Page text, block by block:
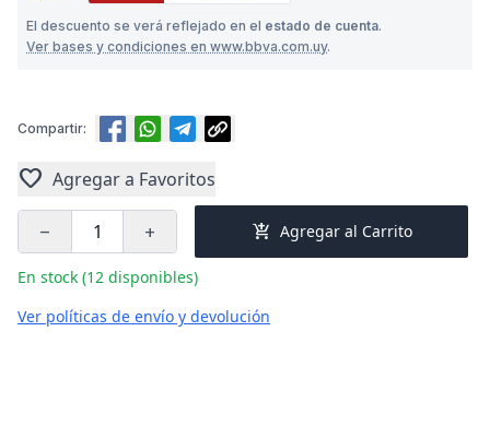
El descuento se verá reflejado en el estado de cuenta.
Ver bases y condiciones en www.bbva.com.uy.
Compartir:
favorite Agregar a Favoritos
remove add add_shopping_cart Agregar al Carrito
En stock (12 disponibles)
Ver políticas de envío y devolución